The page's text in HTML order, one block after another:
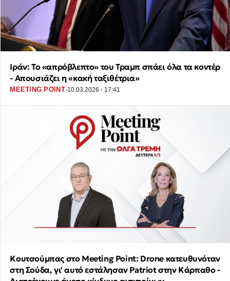
Ιράν: Το «απρόβλεπτο» του Τραμπ σπάει όλα τα κοντέρ
- Απουσιάζει η «κακή ταξιθέτρια»
MEETING POINT·10.03.2026 - 17:41
Κουτσούμπας στο Meeting Point: Drone κατευθυνόταν
στη Σούδα, γι' αυτό εστάλησαν Patriot στην Κάρπαθο -